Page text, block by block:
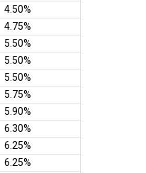
4.50%
4.75%
5.50%
5.50%
5.50%
5.75%
5.90%
6.30%
6.25%
6.25%